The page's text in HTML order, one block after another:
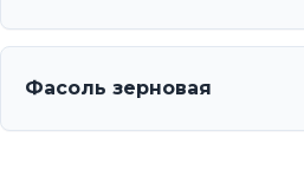
Фасоль зерновая